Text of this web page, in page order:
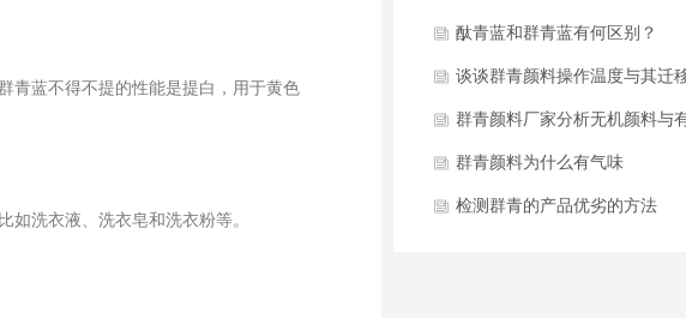
青蓝不得不提的性能是提白，用于黄色
洗衣液、洗衣皂和洗衣粉等。
酞青蓝和群青蓝有何区别？
谈谈群青颜料操作温度与其迁
什么关系
群青颜料厂家分析无机颜料与
颜料的区别
群青颜料为什么有气味
检测群青的产品优劣的方法